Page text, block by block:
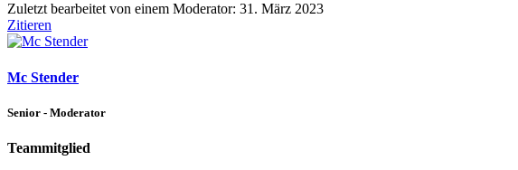
Zuletzt bearbeitet von einem Moderator: 31. März 2023
Zitieren
Mc Stender
Senior - Moderator
Teammitglied